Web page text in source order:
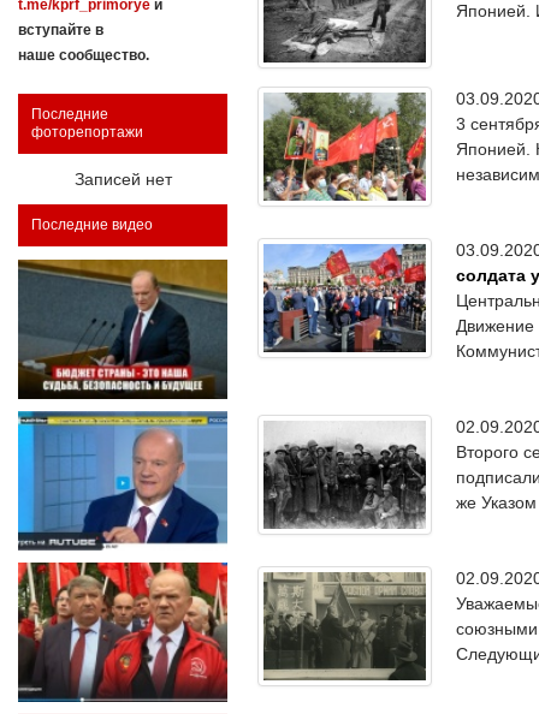
t.me/kprf_primorye и
вступайте в
наше сообщество.
Последние
фоторепортажи
Записей нет
Последние видео
Японией.
3
Японией.
солдата
Движение
Второго
же
союзными